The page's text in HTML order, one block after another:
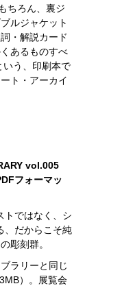
ちろん、裏ジ
ルジャケット
・解説カード
あるものすべ
いう、印刷本で
ト・アーカイ
vol.005
フォーマッ
トではなく、シ
、だからこそ純
彫刻群。
ラリーと同じ
）。展覧会